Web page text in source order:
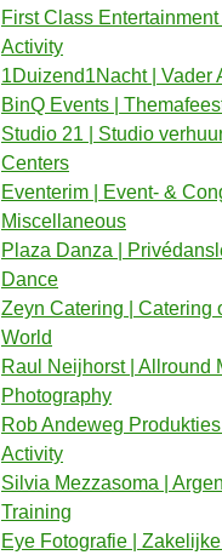
First Class
Activity
1Duizend1Nacht | Vader
BinQ Events |
Studio 21 | Studio
Centers
Eventerim | Event- &
Miscellaneous
Plaza Danza |
Dance
Zeyn Catering | Catering
World
Raul Neijhorst | Allround
Photography
Rob Andeweg
Activity
Silvia Mezzasoma |
Training
Eye Fotografie |